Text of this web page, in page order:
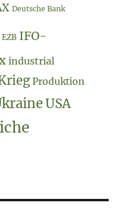
Deutsche Bank
EZB IFO-
industrial
Produktion
USA